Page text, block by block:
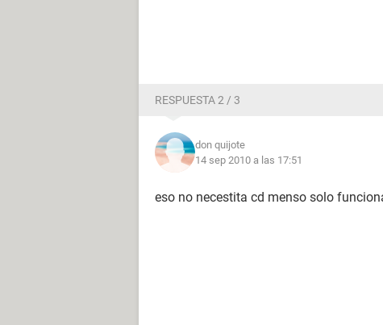
RESPUESTA 2 / 3
don quijote
14 sep 2010 a las 17:51
eso no necestita cd menso solo